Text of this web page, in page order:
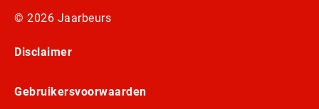
© 2026 Jaarbeurs
Disclaimer
Gebruikersvoorwaarden